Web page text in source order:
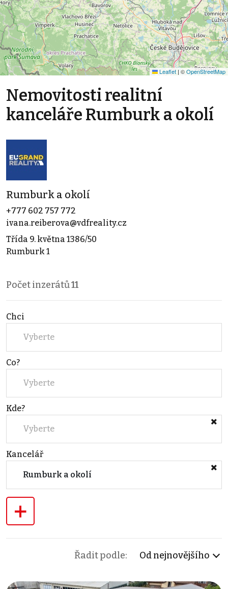
Leaflet | ©OpenStreetMap
Nemovitosti realitní
kanceláře Rumburk a okolí
Rumburk a okolí
+777 602 757 772
ivana.reiberova@vdfreality.cz
Třída 9. května 1386/50
Rumburk 1
Počet inzerátů11
Chci
Vyberte
Co?
Vyberte
Kde?
Vyberte
Kancelář
Rumburk a okolí
+
Řadit podle: Od nejnovějšího